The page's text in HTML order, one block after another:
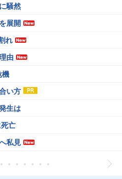
騒然
展開
れ
由
機
い方
生は
亡
私見